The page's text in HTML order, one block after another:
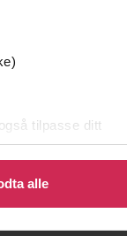
tilpasse ditt
ditt samtykke.
alle